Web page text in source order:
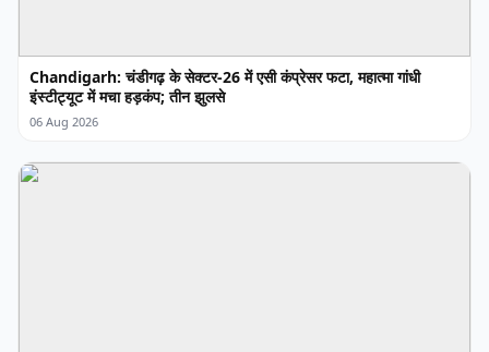
Chandigarh: चंडीगढ़ के सेक्टर-26 में एसी कंप्रेसर फटा, महात्मा गांधी
इंस्टीट्यूट में मचा हड़कंप; तीन झुलसे
06 Aug 2026